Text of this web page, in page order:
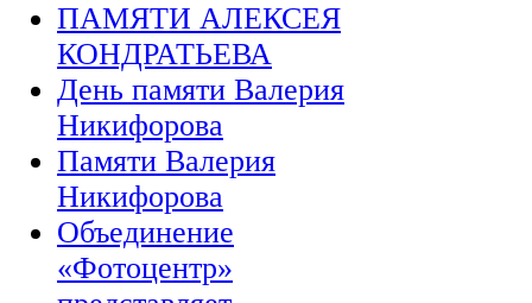
ПАМЯТИ АЛЕКСЕЯ
КОНДРАТЬЕВА
День памяти Валерия
Никифорова
Памяти Валерия
Никифорова
Объединение
«Фотоцентр»